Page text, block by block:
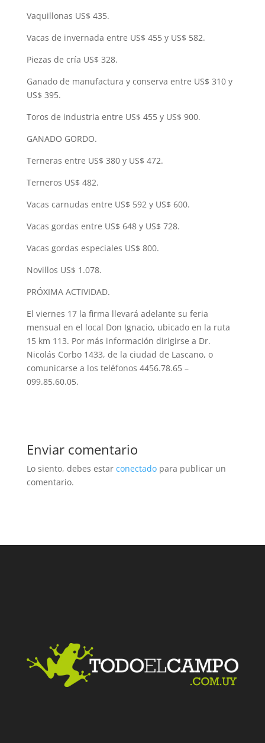
Vaquillonas US$ 435.
Vacas de invernada entre US$ 455 y US$ 582.
Piezas de cría US$ 328.
Ganado de manufactura y conserva entre US$ 310 y
US$ 395.
Toros de industria entre US$ 455 y US$ 900.
GANADO GORDO.
Terneras entre US$ 380 y US$ 472.
Terneros US$ 482.
Vacas carnudas entre US$ 592 y US$ 600.
Vacas gordas entre US$ 648 y US$ 728.
Vacas gordas especiales US$ 800.
Novillos US$ 1.078.
PRÓXIMA ACTIVIDAD.
El viernes 17 la firma llevará adelante su feria
mensual en el local Don Ignacio, ubicado en la ruta
15 km 113. Por más información dirigirse a Dr.
Nicolás Corbo 1433, de la ciudad de Lascano, o
comunicarse a los teléfonos 4456.78.65 –
099.85.60.05.
Enviar comentario
Lo siento, debes estar conectadopara publicar un
comentario.
Facebook